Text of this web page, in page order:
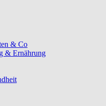
& Co
& Ernährung